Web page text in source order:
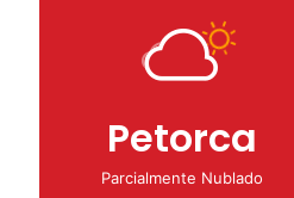
Petorca
Parcialmente Nublado